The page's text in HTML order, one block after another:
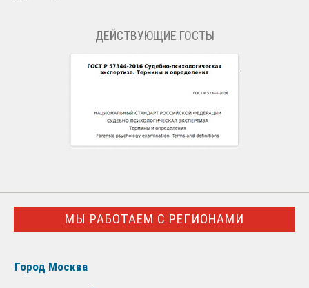
ДЕЙСТВУЮЩИЕ ГОСТЫ
МЫ РАБОТАЕМ С РЕГИОНАМИ
Город Москва